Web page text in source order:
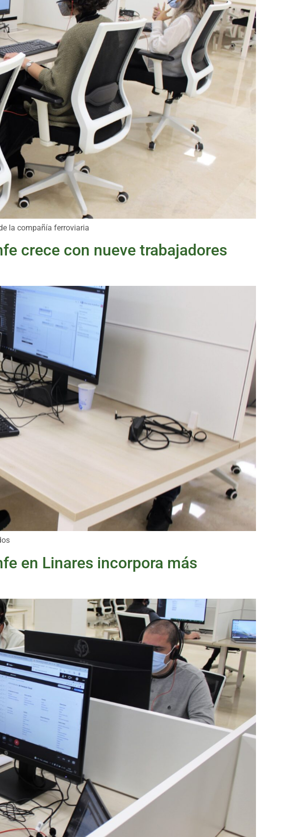
la compañía ferroviaria
crece con nueve trabajadores
en Linares incorpora más